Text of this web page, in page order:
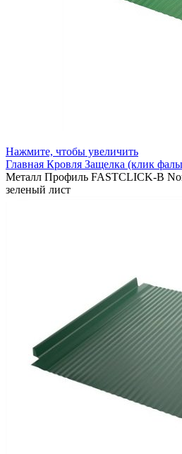
Нажмите, чтобы увеличить
Главная Кровля Защелка (клик
Металл Профиль FASTCLICK-В
зеленый лист